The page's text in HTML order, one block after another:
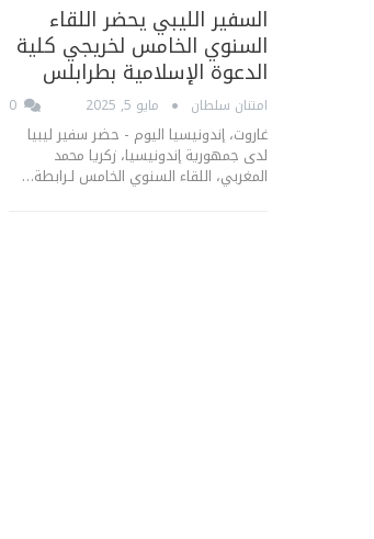
السفير الليبي يحضر اللقاء
السنوي الخامس لخريجي كلية
الدعوة الإسلامية بطرابلس
امتنان سلطان مايو 5, 2025
غاروت، إندونيسيا اليوم - حضر سفير ليبيا
لدى جمهورية إندونيسيا، زكريا محمد
المغربي، اللقاء السنوي الخامس لـرابطة…